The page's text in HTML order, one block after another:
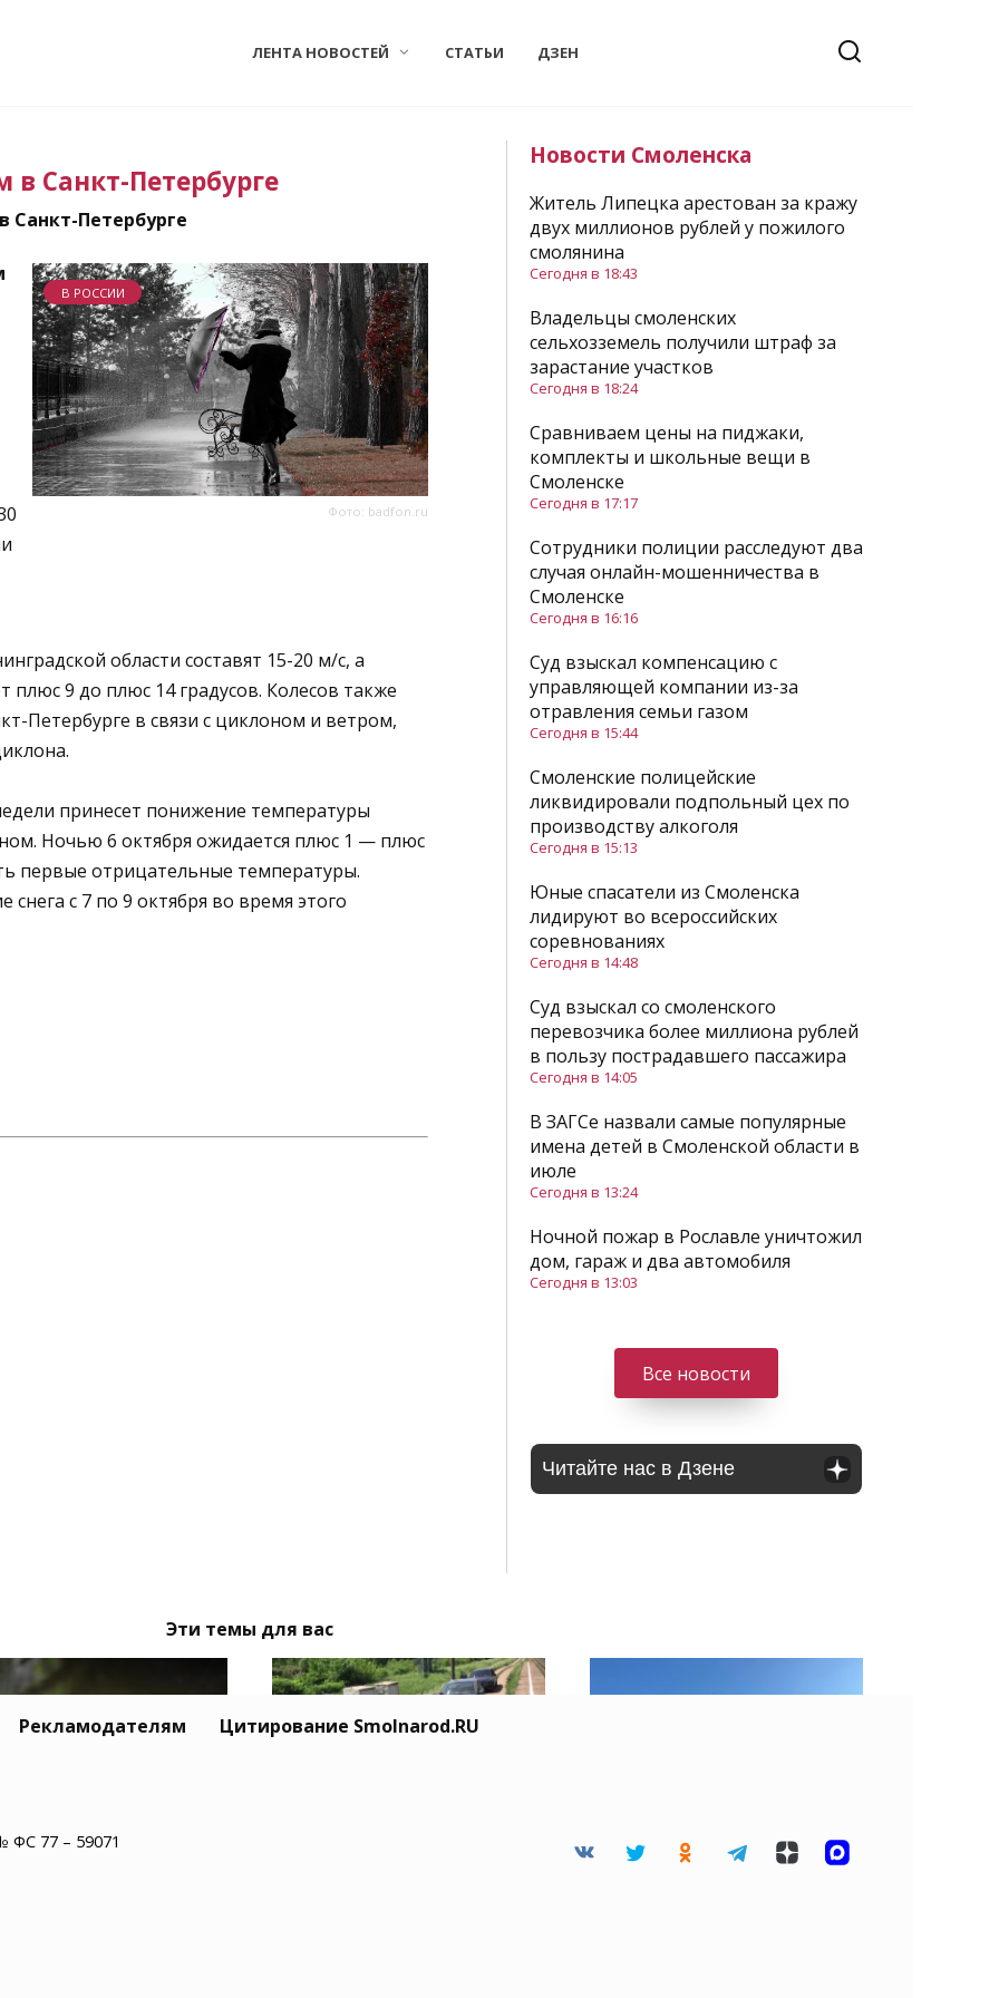
ЛЕНТА НОВОСТЕЙ СТАТЬИ ДЗЕН
Санкт-Петербурге
Петербурге
Фото: badfon.ru
В РОССИИ
области составят 15-20 м/с, а
плюс 9 до плюс 14 градусов. Колесов также
Петербурге в связи с циклоном и ветром,
принесет понижение температуры
Ночью 6 октября ожидается плюс 1 — плюс
первые отрицательные температуры.
с 7 по 9 октября во время этого
Новости Смоленска
Житель Липецка арестован за кражу
двух миллионов рублей у пожилого
смолянина
Сегодня в 18:43
Владельцы смоленских
сельхозземель получили штраф за
зарастание участков
Сегодня в 18:24
Сравниваем цены на пиджаки,
комплекты и школьные вещи в
Смоленске
Сегодня в 17:17
Сотрудники полиции расследуют два
случая онлайн-мошенничества в
Смоленске
Сегодня в 16:16
Суд взыскал компенсацию с
управляющей компании из-за
отравления семьи газом
Сегодня в 15:44
Смоленские полицейские
ликвидировали подпольный цех по
производству алкоголя
Сегодня в 15:13
Юные спасатели из Смоленска
лидируют во всероссийских
соревнованиях
Сегодня в 14:48
Суд взыскал со смоленского
перевозчика более миллиона рублей
в пользу пострадавшего пассажира
Сегодня в 14:05
В ЗАГСе назвали самые популярные
имена детей в Смоленской области в
июле
Сегодня в 13:24
Ночной пожар в Рославле уничтожил
дом, гараж и два автомобиля
Сегодня в 13:03
Все новости
Читайте нас в Дзене
Эти темы для вас
«Хорошие» облака
Рекламодателям Цитирование Smolnarod.RU
ФС 77 – 59071